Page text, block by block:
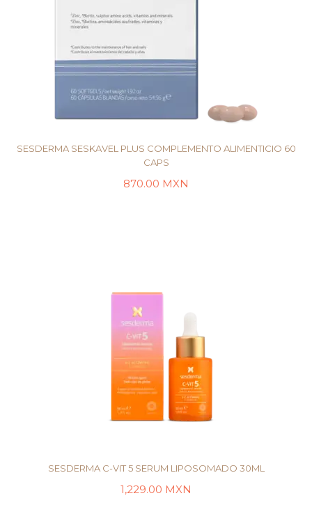
SESDERMA SESKAVEL PLUS COMPLEMENTO ALIMENTICIO 60
CAPS
870.00 MXN
SESDERMA C-VIT 5 SERUM LIPOSOMADO 30ML
1,229.00 MXN